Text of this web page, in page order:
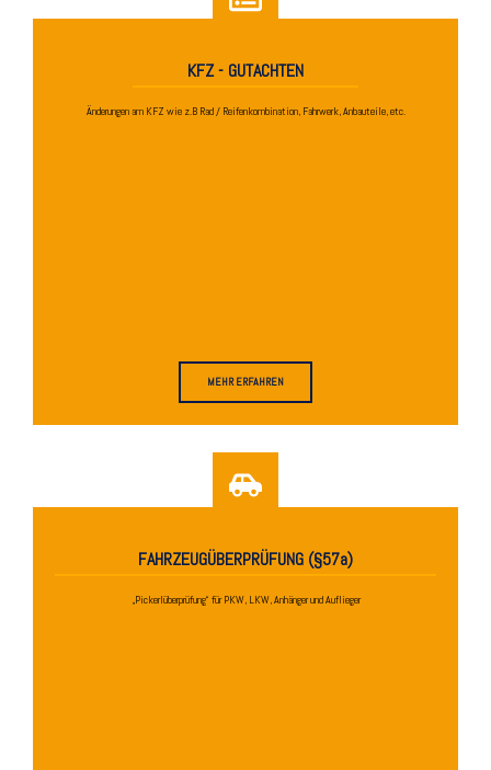
KFZ - GUTACHTEN
Änderungen am KFZ wie z.B Rad / Reifenkombination, Fahrwerk, Anbauteile, etc.
MEHR ERFAHREN
FAHRZEUGÜBERPRÜFUNG (§57a)
„Pickerlüberprüfung“ für PKW, LKW, Anhänger und Auflieger